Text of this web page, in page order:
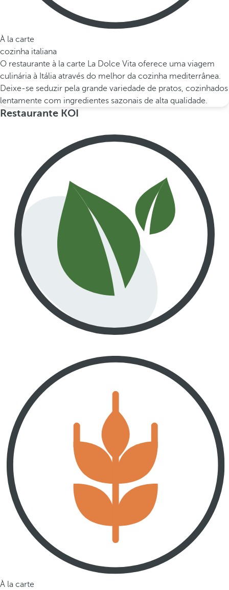
À la carte
cozinha italiana
O restaurante à la carte La Dolce Vita oferece uma viagem
culinária à Itália através do melhor da cozinha mediterrânea.
Deixe-se seduzir pela grande variedade de pratos, cozinhados
lentamente com ingredientes sazonais de alta qualidade.
Restaurante KOI
À la carte